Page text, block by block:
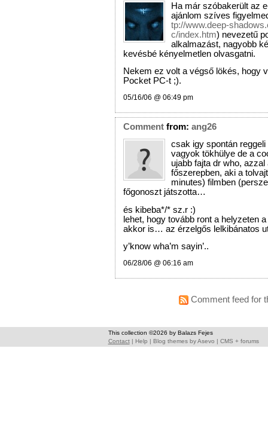
Ha már szóbakerült az
ajánlom szíves
tp://www.deep-
c/index.htm) nevezetű
alkalmazást, nagyobb
kevésbé kényelmetlen olvasgatni.
Nekem ez volt a végső lökés, hogy
Pocket PC-t ;).
05/16/06 @ 06:49 pm
Comment from:ang26
csak igy spontán
vagyok tökhülye de a
ujabb fajta dr who,
főszerepben, aki a
minutes) filmben
főgonoszt játszotta…
és kibeba*/* sz.r :)
lehet, hogy tovább ront a helyzeten
akkor is… az érzelgős lelkibánatos
y’know wha’m sayin’..
06/28/06 @ 06:16 am
Comment feed for
This collection ©2026 by Balazs Fejes
Contact| Help | Blog themesbyAsevo | CMS + forums